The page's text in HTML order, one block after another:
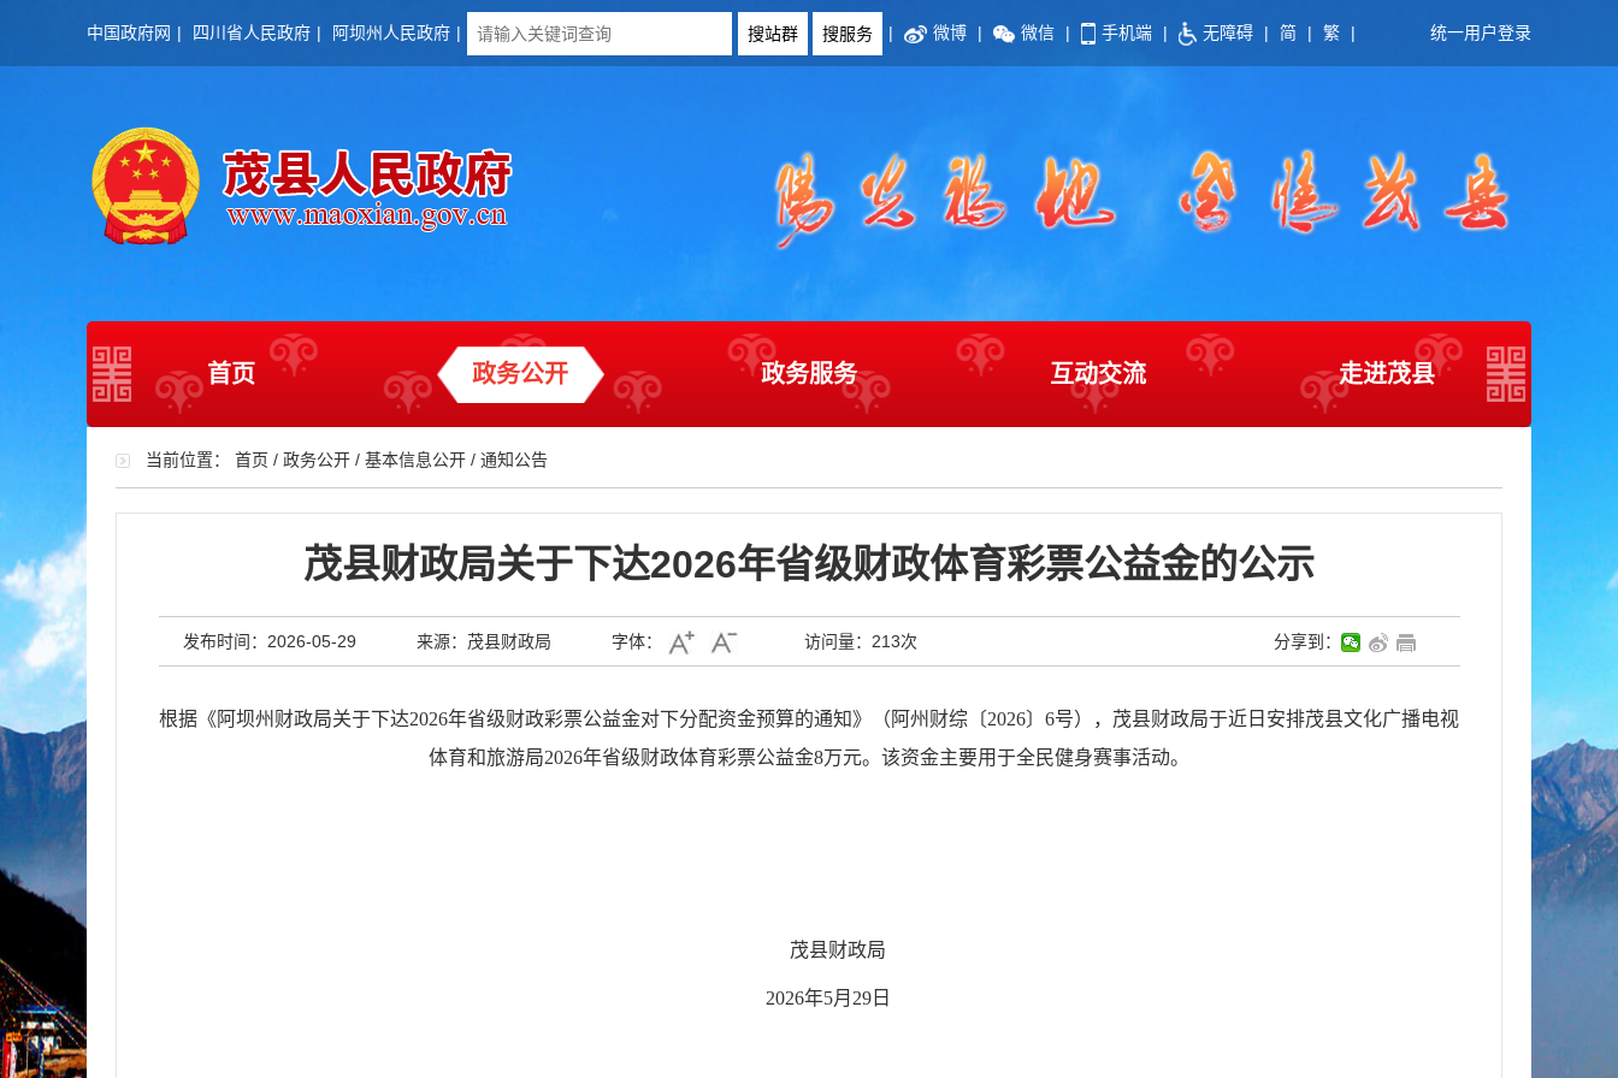
中国政府网 | 四川省人民政府 | 阿坝州人民政府 | | 微博 | 微信 | 手机端 | 无障碍 | 简 | 繁 | 统一用户登录
首页 政务公开 政务服务 互动交流 走进茂县
当前位置： 首页 / 政务公开 / 基本信息公开 / 通知公告
茂县财政局关于下达2026年省级财政体育彩票公益金的公示
发布时间：2026-05-29 来源：茂县财政局 字体： 访问量： 213次 分享到：
根据《阿坝州财政局关于下达2026年省级财政彩票公益金对下分配资金预算的通知》（阿州财综〔2026〕 6号），茂县财政局于近日安排茂县文化广播电视
体育和旅游局2026年省级财政体育彩票公益金8万元。该资金主要用于全民健身赛事活动。
茂县财政局
2026年5月 29 日